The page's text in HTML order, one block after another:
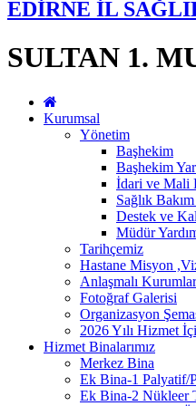
EDİRNE İL
SULTAN 1.
Kurumsal
Yönetim
Başhekim
Başhekim
İdari ve Mali
Sağlık
Destek ve
Müdür
Tarihçemiz
Hastane Misyon
Anlaşmalı
Fotoğraf Galerisi
Organizasyon
2026 Yılı Hizmet
Hizmet Binalarımız
Merkez Bina
Ek Bina-1 Palyatif/
Ek Bina-2 Nükleer